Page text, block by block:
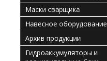
Маски сварщика
Навесное оборудование
Архив продукции
Гидроаккумуляторы и